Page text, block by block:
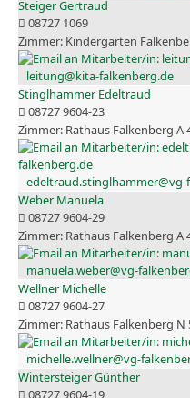
Steiger Gertraud
08727 1069
Kindergarten
leitung@kita-falkenberg.de
Stinglhammer Edeltraud
08727 9604-23
Rathaus Falkenberg A
edeltraud.stinglhammer@vg-
Weber Manuela
08727 9604-29
Rathaus Falkenberg A
manuela.weber@vg-
Wellner Michelle
08727 9604-27
Rathaus Falkenberg N
michelle.wellner@vg-
Wintersteiger Günther